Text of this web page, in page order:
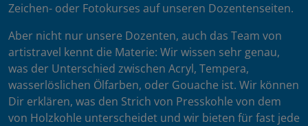
Zeichen- oder Fotokurses auf unseren Dozentenseiten.
Aber nicht nur unsere Dozenten, auch das Team von
artistravel kennt die Materie: Wir wissen sehr genau,
was der Unterschied zwischen Acryl, Tempera,
wasserlöslichen Ölfarben, oder Gouache ist. Wir können
Dir erklären, was den Strich von Presskohle von dem
von Holzkohle unterscheidet und wir bieten für fast jede